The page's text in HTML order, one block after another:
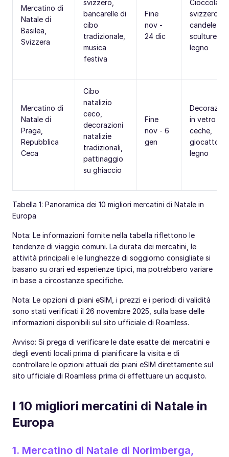
Mercatino di
Natale di
Basilea,
Svizzera
svizzero,
bancarelle di
cibo
tradizionale,
musica
festiva
Fine
nov -
24 dic
Cioccolato
svizzero,
candele,
sculture in
legno
Mercatino di
Natale di
Praga,
Repubblica
Ceca
Cibo
natalizio
ceco,
decorazioni
natalizie
tradizionali,
pattinaggio
su ghiaccio
Fine
nov - 6
gen
in vetro
ceche,
giocattoli
legno
Tabella 1: Panoramica dei 10 migliori mercatini di Natale in
Europa
Nota: Le informazioni fornite nella tabella riflettono le
tendenze di viaggio comuni. La durata dei mercatini, le
attività principali e le lunghezze di soggiorno consigliate si
basano su orari ed esperienze tipici, ma potrebbero variare
in base a circostanze specifiche.
Nota: Le opzioni di piani eSIM, i prezzi e i periodi di validità
sono stati verificati il 26 novembre 2025, sulla base delle
informazioni disponibili sul sito ufficiale di Roamless.
Avviso: Si prega di verificare le date esatte dei mercatini e
degli eventi locali prima di pianificare la visita e di
controllare le opzioni attuali dei piani eSIM direttamente sul
sito ufficiale di Roamless prima di effettuare un acquisto.
I 10 migliori mercatini di Natale in
Europa
1. Mercatino di Natale di Norimberga,